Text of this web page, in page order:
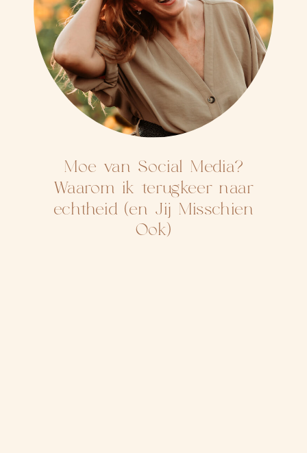
Moe van Social Media?
Waarom ik terugkeer naar
echtheid (en Jij Misschien
Ook)